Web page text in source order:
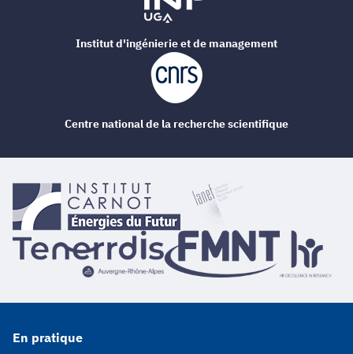
En pratique
Institut d'ingénierie et de management
Centre national de la recherche scientifique